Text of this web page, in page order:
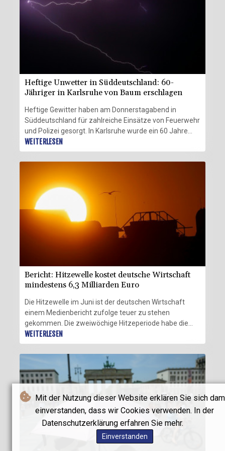
Mit der Nutzung dieser Website erklären Sie sich
einverstanden, dass wir Cookies verwenden. In der
Datenschutzerklärung erfahren Sie mehr.
Einverstanden
Heftige Unwetter in Süddeutschland: 60-
Jähriger in Karlsruhe von Baum erschlagen
Heftige Gewitter haben am Donnerstagabend in
Süddeutschland für zahlreiche Einsätze von Feuerwehr
und Polizei gesorgt. In Karlsruhe wurde ein 60 Jahre
alter Radfahrer durch einen umgestürzten Baum
getötet, wie ein Polizeisprecher am Freitag sagte.
Zudem gab es dort mehrere Verletzte. Bei den meisten
überflutete Keller und umgestürzte Bäume.
WEITERLESEN
Bericht: Hitzewelle kostet deutsche Wirtschaft
mindestens 6,3 Milliarden Euro
Die Hitzewelle im Juni ist der deutschen Wirtschaft
einem Medienbericht zufolge teuer zu stehen
gekommen. Die zweiwöchige Hitzeperiode habe die
Wirtschaft mindestens 6,3 Milliarden Euro gekostet,
berichtete das "Handelsblatt" am Donnerstag unter
Berufung auf Berechnungen des
Beratungsunternehmens Prognos. Den größten Anteil
trug demnach das verarbeitende Gewerbe mit rund 1,9
Sozialwesen sowie dem Handel.
WEITERLESEN